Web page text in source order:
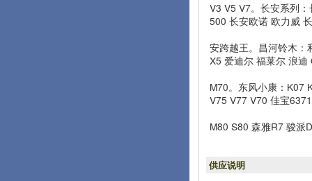
V3 V5 V7。长安系列
500 长安欧诺 欧力威
安跨越王。昌河铃木：
X5 爱迪尔 福莱尔 浪
M70。东风小康：K07
V75 V77 V70 佳宝
M80 S80 森雅R7 骏派
供应说明